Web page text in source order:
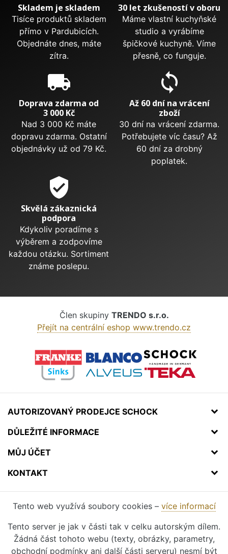
Skladem je skladem
Tisíce produktů skladem
přímo v Pardubicích.
Objednáte dnes, máte
zítra.
30 let zkušeností v oboru
Máme vlastní kuchyňské
studio a vyrábíme
špičkové kuchyně. Víme
přesně, co funguje.
local_shipping
Doprava zdarma od
3 000 Kč
Nad 3 000 Kč máte
dopravu zdarma. Ostatní
objednávky už od 79 Kč.
sync
Až 60 dní na vrácení
zboží
30 dní na vrácení zdarma.
Potřebujete víc času? Až
60 dní za drobný
poplatek.
verified_user
Skvělá zákaznická
podpora
Kdykoliv poradíme s
výběrem a zodpovíme
každou otázku. Sortiment
známe poslepu.
Člen skupiny TRENDO s.r.o.
Přejít na centrální eshop www.trendo.cz
AUTORIZOVANÝ PRODEJCE SCHOCK
DŮLEŽITÉ INFORMACE
MŮJ ÚČET
KONTAKT
Tento web využívá soubory cookies – více informací
Tento server je jak v části tak v celku autorským dílem.
Žádná část tohoto webu (texty, obrázky, parametry,
obchodní podmínky ani další části serveru) nesmí být